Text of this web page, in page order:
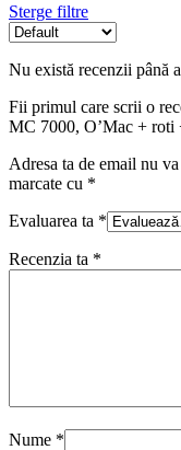
Sterge filtre
Nu există recenzii până
Fii primul care scrii o
MC 7000, O’Mac + roti
Adresa ta de email nu
marcate cu *
Evaluarea ta *
Recenzia ta *
Nume *